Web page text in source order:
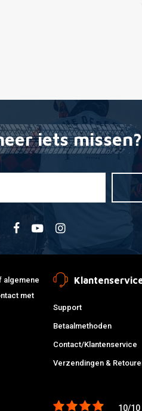
iets missen?
algemene
met
Support
Betaalmethoden
Contact/Klantenservice
Verzendingen &
10/